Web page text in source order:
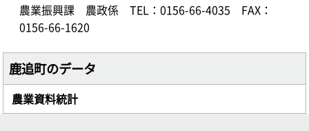
農業振興課 農政係
TEL：0156-66-4035
FAX：
0156-66-1620
鹿追町のデータ
農業資料統計